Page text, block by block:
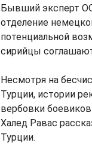
Бывший эксперт
отделение
потенциальной
сирийцы
Несмотря на
Турции, истории
вербовки
Халед Равас
Турции.